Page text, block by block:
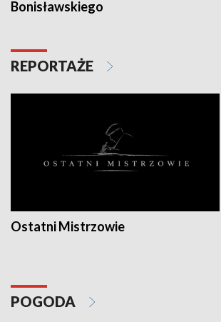
Bonisławskiego
REPORTAŻE
Ostatni Mistrzowie
POGODA